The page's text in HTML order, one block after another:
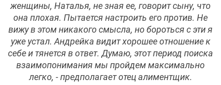
женщины, Наталья, не зная ее, говорит сыну, что
она плохая. Пытается настроить его против. Не
вижу в этом никакого смысла, но бороться с эти я
уже устал. Андрейка видит хорошее отношение к
себе и тянется в ответ. Думаю, этот период поиска
взаимопонимания мы пройдем максимально
легко, - предполагает отец алиментщик.